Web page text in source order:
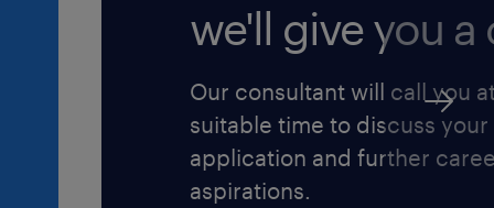
we'll give you a
Our consultant will call you
suitable time to discuss your
application and further
aspirations.